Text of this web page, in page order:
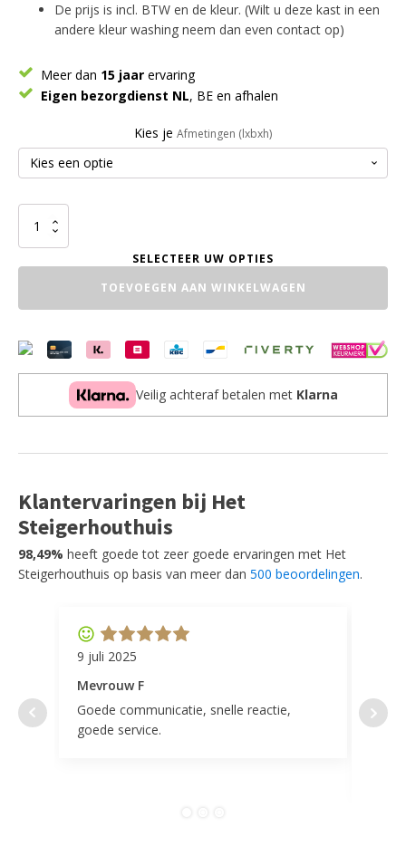
De prijs is incl. BTW en de kleur. (Wilt u deze kast in een
andere kleur washing neem dan even contact op)
Meer dan 15 jaar ervaring
Eigen bezorgdienst NL, BE en afhalen
Kies je Afmetingen (lxbxh)
Kast
aantal
TOEVOEGEN AAN WINKELWAGEN
Veilig achteraf betalen met Klarna
Klantervaringen bij Het
Steigerhouthuis
98,49% heeft goede tot zeer goede ervaringen met Het
Steigerhouthuis op basis van meer dan 500 beoordelingen.
9 juli 2025
Mevrouw F
Goede communicatie, snelle reactie,
goede service.
door